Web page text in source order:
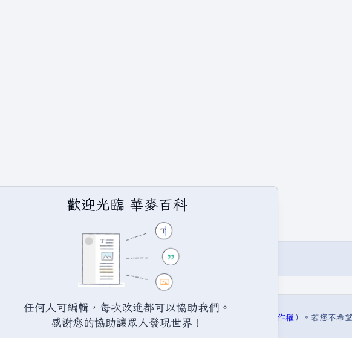
（創用CC 姓名標示─相同方式分享）授權條款發佈（詳情請見 說明:著作權 ）。若您不希
歡迎光臨 華麥百科
任何人可編輯，每次改進都可以協助我們。
感謝您的協助讓眾人發現世界！